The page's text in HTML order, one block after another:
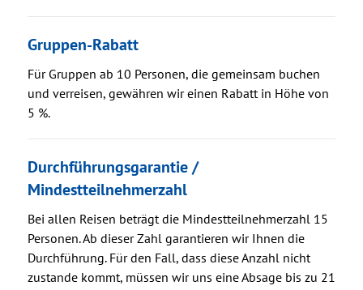
Gruppen-Rabatt
Für Gruppen ab 10 Personen, die gemeinsam buchen
und verreisen, gewähren wir einen Rabatt in Höhe von
5 %.
Durchführungsgarantie /
Mindestteilnehmerzahl
Bei allen Reisen beträgt die Mindestteilnehmerzahl 15
Personen. Ab dieser Zahl garantieren wir Ihnen die
Durchführung. Für den Fall, dass diese Anzahl nicht
zustande kommt, müssen wir uns eine Absage bis zu 21